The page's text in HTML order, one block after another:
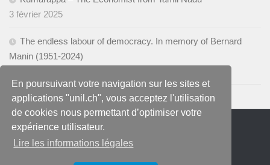
En poursuivant votre navigation sur les sites et
applications "unil.ch", vous acceptez l'utilisation
de cookies nous permettant d’optimiser votre
expérience utilisateur.
Lire les informations légales
3 février 2025
The endless labour of democracy. In memory of Bernard
Manin (1951-2024)
Blog du Centre Walras Pareto © 2026.